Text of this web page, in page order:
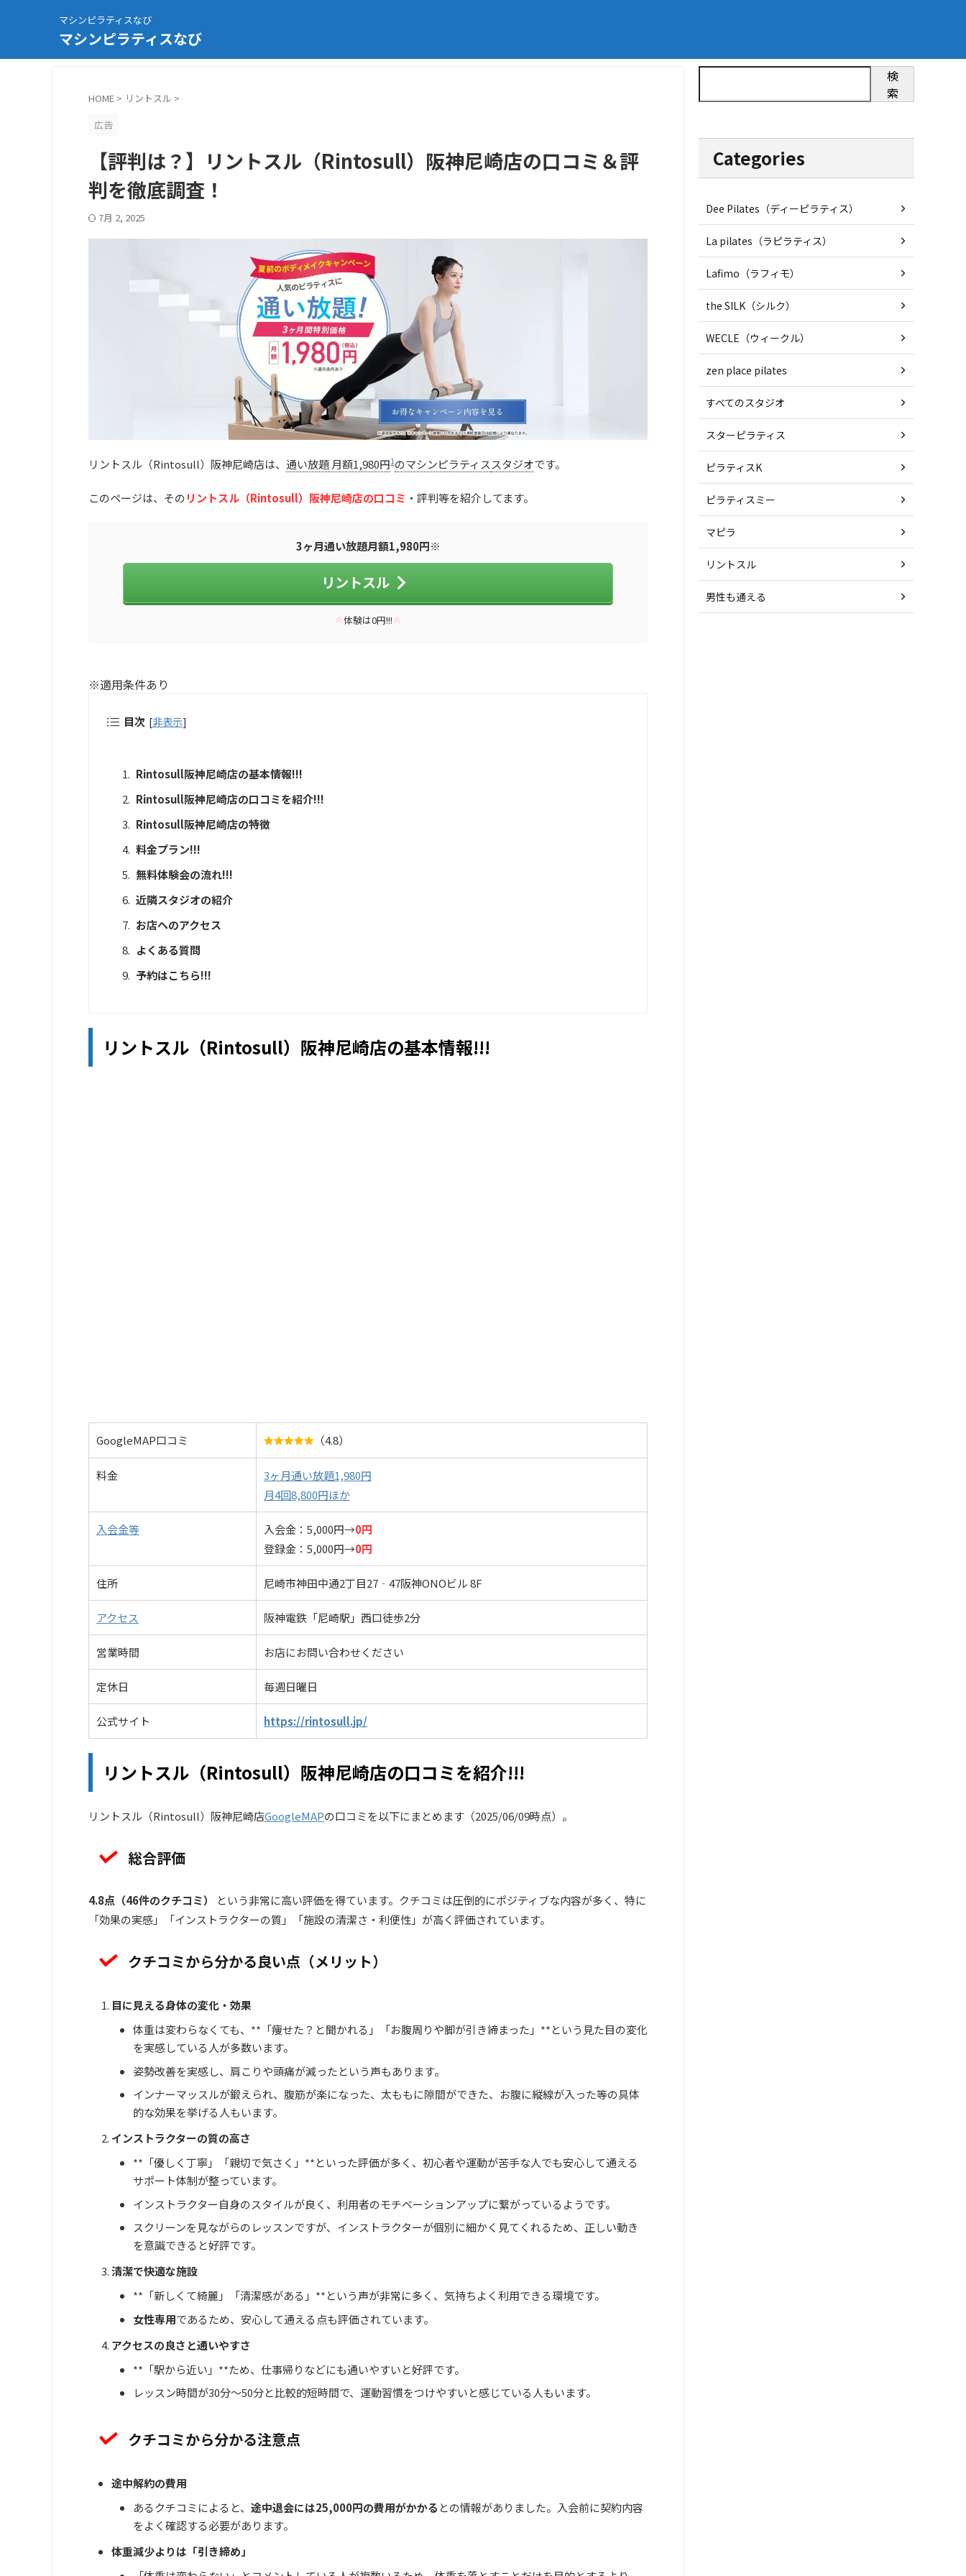
マシンピラティスなび
マシンピラティスなび
HOME > リントスル >
広告
【評判は？】リントスル（Rintosull）阪神尼崎店の口コミ＆評
判を徹底調査！
7月 2, 2025
リントスル（Rintosull）阪神尼崎店は、 通い放題 月額1,980円1のマシンピラティススタジオです。
このページは、そのリントスル（Rintosull）阪神尼崎店の口コミ ・評判等を紹介してます。
3ヶ月通い放題月額1,980円※
リントスル
体験は0円!!!
※適用条件あり
目次 [非表示]
Rintosull阪神尼崎店の基本情報!!!
Rintosull阪神尼崎店の口コミを紹介!!!
Rintosull阪神尼崎店の特徴
料金プラン!!!
無料体験会の流れ!!!
近隣スタジオの紹介
お店へのアクセス
よくある質問
予約はこちら!!!
リントスル（Rintosull）阪神尼崎店の基本情報!!!
GoogleMAP口コミ （4.8）
料金
3ヶ月通い放題1,980円
月4回8,800円ほか
入会金等 入会金：5,000円→0円
登録金：5,000円→0円
住所 尼崎市神田中通2丁目27‐47阪神ONOビル 8F
アクセス 阪神電鉄「尼崎駅」西口徒歩2分
営業時間 お店にお問い合わせください
定休日 毎週日曜日
公式サイト https://rintosull.jp/
リントスル（Rintosull）阪神尼崎店の口コミを紹介!!!
リントスル（Rintosull）阪神尼崎店GoogleMAPの口コミを以下にまとめます（2025/06/09時点）。
総合評価
4.8点（46件のクチコミ）
という非常に高い評価を得ています。クチコミは圧倒的にポジティブな内容が多く、特に
「効果の実感」「インストラクターの質」「施設の清潔さ・利便性」が高く評価されています。
クチコミから分かる良い点（メリット）
目に見える身体の変化・効果
体重は変わらなくても、**「痩せた？と聞かれる」「お腹周りや脚が引き締まった」**という見た目の変化
を実感している人が多数います。
姿勢改善を実感し、肩こりや頭痛が減ったという声もあります。
インナーマッスルが鍛えられ、腹筋が楽になった、太ももに隙間ができた、お腹に縦線が入った等の具体
的な効果を挙げる人もいます。
インストラクターの質の高さ
**「優しく丁寧」「親切で気さく」**といった評価が多く、初心者や運動が苦手な人でも安心して通える
サポート体制が整っています。
インストラクター自身のスタイルが良く、利用者のモチベーションアップに繋がっているようです。
スクリーンを見ながらのレッスンですが、インストラクターが個別に細かく見てくれるため、正しい動き
を意識できると好評です。
清潔で快適な施設
**「新しくて綺麗」「清潔感がある」**という声が非常に多く、気持ちよく利用できる環境です。
女性専用であるため、安心して通える点も評価されています。
アクセスの良さと通いやすさ
**「駅から近い」**ため、仕事帰りなどにも通いやすいと好評です。
レッスン時間が30分〜50分と比較的短時間で、運動習慣をつけやすいと感じている人もいます。
クチコミから分かる注意点
途中解約の費用
あるクチコミによると、 途中退会には25,000円の費用がかかる との情報がありました。入会前に契約内容
をよく確認する必要があります。
体重減少よりは「引き締め」
検
索
Categories
Dee Pilates（ディーピラティス）
La pilates（ラピラティス）
Lafimo（ラフィモ）
the SILK（シルク）
WECLE（ウィークル）
zen place pilates
すべてのスタジオ
スターピラティス
ピラティスK
ピラティスミー
マピラ
リントスル
男性も通える